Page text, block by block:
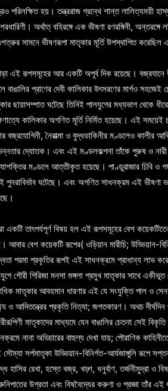
পরিলক্ষিত হয়। তন্ত্ররাজ গ্রন্থে শান্ত লালিত্যময়ী
অর্থাত্ বহিরঙ্গে এক ভীষণা রণরঙ্গিনী,
সামনে ভীষণরূপা মাতৃকার মূর্তি উপস্থাপিত করেছিল
এই রূপসমূহের আর একটি অপূর্ব দিক রয়েছে। বজ্রযানে
বাঙালির প্রাণের দেবী কালিকার উৎসরণের মার্গও
ছায়াসম্পাত ঘটেছে তিনিই পালযুগের মধ্যভাগ থেকে
কালিকার অগণিত মূর্তি নির্মিত হয়েছে। এই
বজ্রযোগিনী, নৈরাত্মা ও বুদ্ধডাকিনীর মণ্ডলেও কালীর
দ্যোতক। এবং এই মণ্ডলকল্পনা তাঁকে পুরুষ ও
মণ্ডলে আত্তীকৃত হয়েছে। পাণ্ডুরাজার ঢিবি ও
পুনরাবির্ভাব ঘটেছে। এবং অগণিত সাধনক্রম এই ভীষণা
একটি তাৎপর্যপূর্ণ বিষয় হল এই রূপসমূহের বেশ কয়েকটিতে(
আবার বেশ কয়েকটি রূপের( ওড়িয়ান মারীচি; উড্ডিয়ান-
পরমা প্রকৃতির রূপই এই সাধনক্রমে প্রাধান্য লাভ
গৌরী গিরিজা মনসা মঙ্গলা প্রমুখ মাতৃকার সাথে
মাতৃকার আবহমান ধারণার এই যে সংযুক্তি পাল ও
ও আদিতন্ত্রের প্রকৃতি নিত্যা; জগতকারণ। অথচ দীর্ঘদিন
মাতৃকাদের মাধ্যমে যেন বাঙালির চেতনা সেই
নানা অভিচারের বাহুল্য দেখা যায়; পৌরাণিক
সর্পমাতৃকা উড্ডিয়ান-বিনির্গত-আর্যজাঙ্গুলি রূপে
হাসির রেখা, হস্তে বজ্র, খড়্গ, ধনুর্বাণ, তর্জনীমুদ্রা
উগ্রতা এবং বিষবৈদ্যের করুণা ও প্রজ্ঞা তাঁর